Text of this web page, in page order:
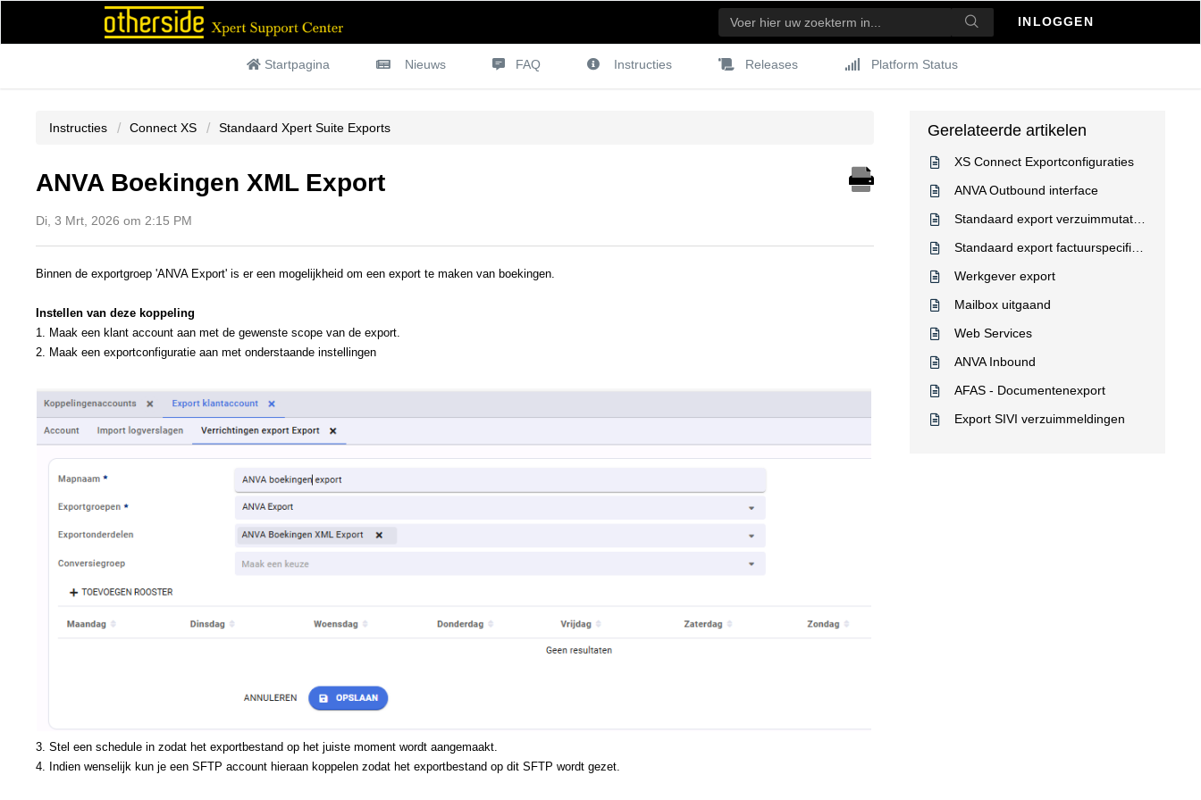
INLOGGEN
Startpagina Nieuws FAQ Instructies Releases Platform Status
Instructies Connect XS Standaard Xpert Suite Exports
ANVA Boekingen XML Export
Di, 3 Mrt, 2026 om 2:15 PM
Binnen de exportgroep 'ANVA Export' is er een mogelijkheid om een export te maken van boekingen.
Instellen van deze koppeling
1. Maak een klant account aan met de gewenste scope van de export.
2. Maak een exportconfiguratie aan met onderstaande instellingen
3. Stel een schedule in zodat het exportbestand op het juiste moment wordt aangemaakt.
4. Indien wenselijk kun je een SFTP account hieraan koppelen zodat het exportbestand op dit SFTP wordt gezet.
Gerelateerde artikelen
XS Connect Exportconfiguraties
ANVA Outbound interface
Werkgever export
Mailbox uitgaand
Web Services
ANVA Inbound
AFAS - Documentenexport
Export SIVI verzuimmeldingen